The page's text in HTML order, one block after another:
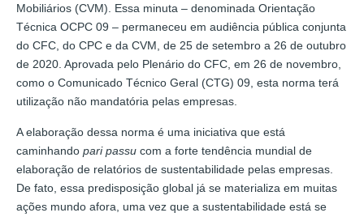
Mobiliários (CVM). Essa minuta – denominada Orientação
Técnica OCPC 09 – permaneceu em audiência pública conjunta
do CFC, do CPC e da CVM, de 25 de setembro a 26 de outubro
de 2020. Aprovada pelo Plenário do CFC, em 26 de novembro,
como o Comunicado Técnico Geral (CTG) 09, esta norma terá
utilização não mandatória pelas empresas.
A elaboração dessa norma é uma iniciativa que está
caminhando pari passu com a forte tendência mundial de
elaboração de relatórios de sustentabilidade pelas empresas.
De fato, essa predisposição global já se materializa em muitas
ações mundo afora, uma vez que a sustentabilidade está se